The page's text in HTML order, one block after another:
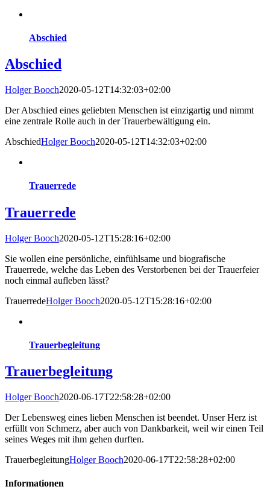
Abschied
Abschied
Holger Booch2020-05-12T14:32:03+02:00
Der Abschied eines geliebten Menschen ist einzigartig und nimmt
eine zentrale Rolle auch in der Trauerbewältigung ein.
AbschiedHolger Booch2020-05-12T14:32:03+02:00
Trauerrede
Trauerrede
Holger Booch2020-05-12T15:28:16+02:00
Sie wollen eine persönliche, einfühlsame und biografische
Trauerrede, welche das Leben des Verstorbenen bei der Trauerfeier
noch einmal aufleben lässt?
TrauerredeHolger Booch2020-05-12T15:28:16+02:00
Trauerbegleitung
Trauerbegleitung
Holger Booch2020-06-17T22:58:28+02:00
Der Lebensweg eines lieben Menschen ist beendet. Unser Herz ist
erfüllt von Schmerz, aber auch von Dankbarkeit, weil wir einen Teil
seines Weges mit ihm gehen durften.
TrauerbegleitungHolger Booch2020-06-17T22:58:28+02:00
Informationen